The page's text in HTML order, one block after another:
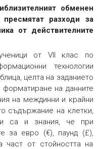
обменен
разходи за
от действителните
от VII клас по
технологии
целта на заданието
форматиране на данните
на междинни и крайни
съдържание на клетки,
са и знания, че при
за евро (€), паунд (£),
от стойността на